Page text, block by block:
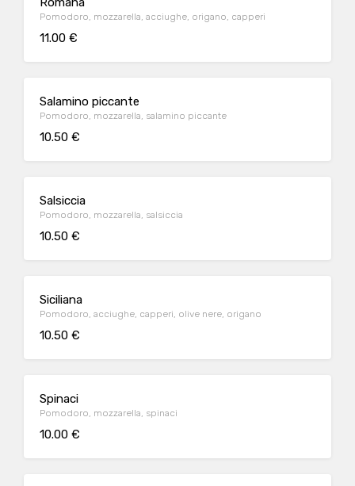
Pomodoro, mozzarella, acciughe, origano, capperi
11.00 €
Salamino piccante
Pomodoro, mozzarella, salamino piccante
10.50 €
Salsiccia
Pomodoro, mozzarella, salsiccia
10.50 €
Siciliana
Pomodoro, acciughe, capperi, olive nere, origano
10.50 €
Spinaci
Pomodoro, mozzarella, spinaci
10.00 €